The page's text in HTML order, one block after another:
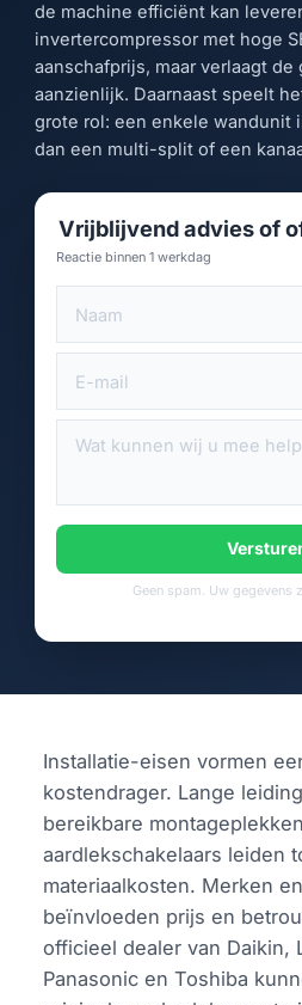
de machine efficiënt kan
invertercompressor met hoge
aanschafprijs, maar verlaagt
aanzienlijk. Daarnaast speelt
grote rol: een enkele wandunit
dan een multi-split of een
Vrijblijvend advies of
Reactie binnen 1 werkdag
Geen spam. Uw gegevens
Installatie-eisen vormen
kostendrager. Lange
bereikbare
aardlekschakelaars leiden
materiaalkosten. Merken
beïnvloeden prijs en
officieel dealer van Daikin,
Panasonic en Toshiba